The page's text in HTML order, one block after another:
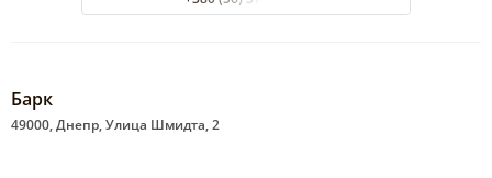
Барк
49000, Днепр, Улица Шмидта, 2